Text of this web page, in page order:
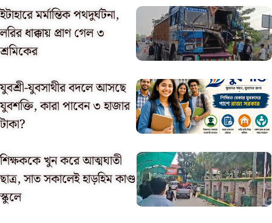
ইটাহারে মর্মান্তিক পথদুর্ঘটনা,
লরির ধাক্কায় প্রাণ গেল ৩
শ্রমিকের
যুবশ্রী-যুবসাথীর বদলে আসছে
যুবশক্তি, কারা পাবেন ৩ হাজার
টাকা?
শিক্ষককে খুন করে আত্মঘাতী
ছাত্র, সাত সকালেই হাড়হিম কাণ্ড
স্কুলে